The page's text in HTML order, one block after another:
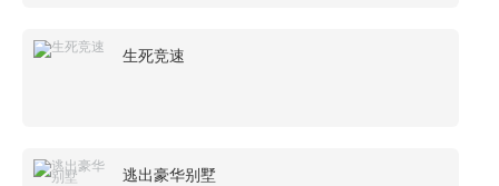
生死竞速
逃出豪华别墅